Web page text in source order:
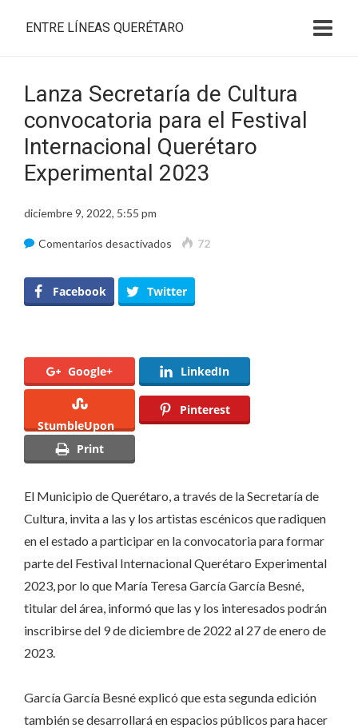
ENTRE LÍNEAS QUERÉTARO
Lanza Secretaría de Cultura
convocatoria para el Festival
Internacional Querétaro
Experimental 2023
diciembre 9, 2022, 5:55 pm
Comentarios desactivados en
Secretaría
de
convocatoria
para
el
Festival
72
Facebook Twitter
Google+ LinkedIn
StumbleUpon
Pinterest
Print
El Municipio de Querétaro, a través de la Secretaría de
Cultura, invita a las y los artistas escénicos que radiquen
en el estado a participar en la convocatoria para formar
parte del Festival Internacional Querétaro Experimental
2023, por lo que María Teresa García García Besné,
titular del área, informó que las y los interesados podrán
inscribirse del 9 de diciembre de 2022 al 27 de enero de
2023.
García García Besné explicó que esta segunda edición
también se desarrollará en espacios públicos para hacer